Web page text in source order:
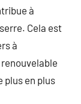
à
Cela est
à
renouvelable
plus en plus